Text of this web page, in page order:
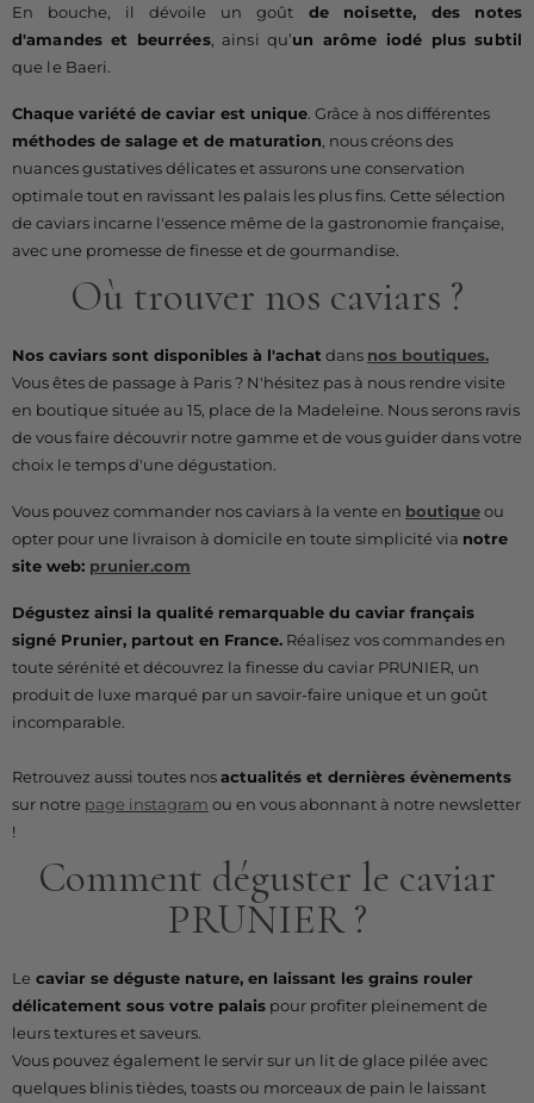
En bouche, il dévoile un goût de noisette, des notes
d'amandes et beurrées, ainsi qu’un arôme iodé plus subtil
que le Baeri.
Chaque variété de caviar est unique. Grâce à nos différentes
méthodes de salage et de maturation, nous créons des
nuances gustatives délicates et assurons une conservation
optimale tout en ravissant les palais les plus fins. Cette sélection
de caviars incarne l'essence même de la gastronomie française,
avec une promesse de finesse et de gourmandise.
Où trouver nos caviars ?
Nos caviars sont disponibles à l'achat dans nos boutiques.
Vous êtes de passage à Paris ? N'hésitez pas à nous rendre visite
en boutique située au 15, place de la Madeleine. Nous serons ravis
de vous faire découvrir notre gamme et de vous guider dans votre
choix le temps d'une dégustation.
Vous pouvez commander nos caviars à la vente en boutiqueou
opter pour une livraison à domicile en toute simplicité via notre
site web: prunier.com
Dégustez ainsi la qualité remarquable du caviar français
signé Prunier, partout en France. Réalisez vos commandes en
toute sérénité et découvrez la finesse du caviar PRUNIER, un
produit de luxe marqué par un savoir-faire unique et un goût
incomparable.
Retrouvez aussi toutes nosactualités et dernières évènements
sur notre page instagram ou en vous abonnant à notre newsletter
!
Comment déguster le caviar
PRUNIER ?
Le caviar se déguste nature, en laissant les grains rouler
délicatement sous votre palais pour profiter pleinement de
leurs textures et saveurs.
Vous pouvez également le servir sur un lit de glace pilée avec
quelques blinis tièdes, toasts ou morceaux de pain le laissant